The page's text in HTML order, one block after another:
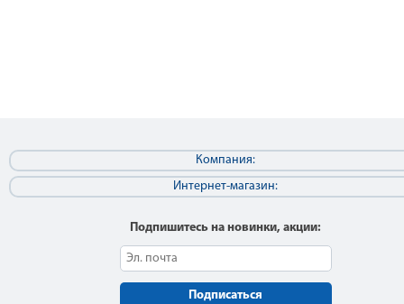
Компания:
Интернет-магазин:
Подпишитесь на новинки, акции:
Подписаться